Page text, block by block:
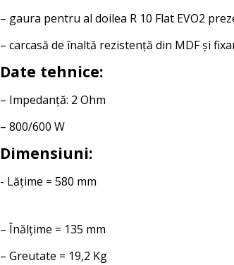
– gaura pentru al doilea R 10 Flat EVO2
– carcasă de înaltă rezistență din MDF și
Date tehnice:
– Impedanță: 2 Ohm
– 800/600 W
Dimensiuni:
- Lățime = 580 mm
– Înălțime = 135 mm
– Greutate = 19,2 Kg